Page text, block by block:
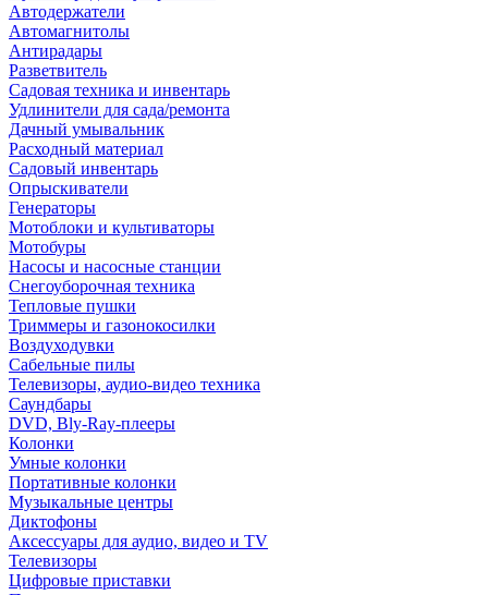
Автодержатели
Автомагнитолы
Антирадары
Разветвитель
Садовая техника и инвентарь
Удлинители для сада/ремонта
Дачный умывальник
Расходный материал
Садовый инвентарь
Опрыскиватели
Генераторы
Мотоблоки и культиваторы
Мотобуры
Насосы и насосные станции
Снегоуборочная техника
Тепловые пушки
Триммеры и газонокосилки
Воздуходувки
Сабельные пилы
Телевизоры, аудио-видео техника
Саундбары
DVD, Bly-Ray-плееры
Колонки
Умные колонки
Портативные колонки
Музыкальные центры
Диктофоны
Аксессуары для аудио, видео и TV
Телевизоры
Цифровые приставки